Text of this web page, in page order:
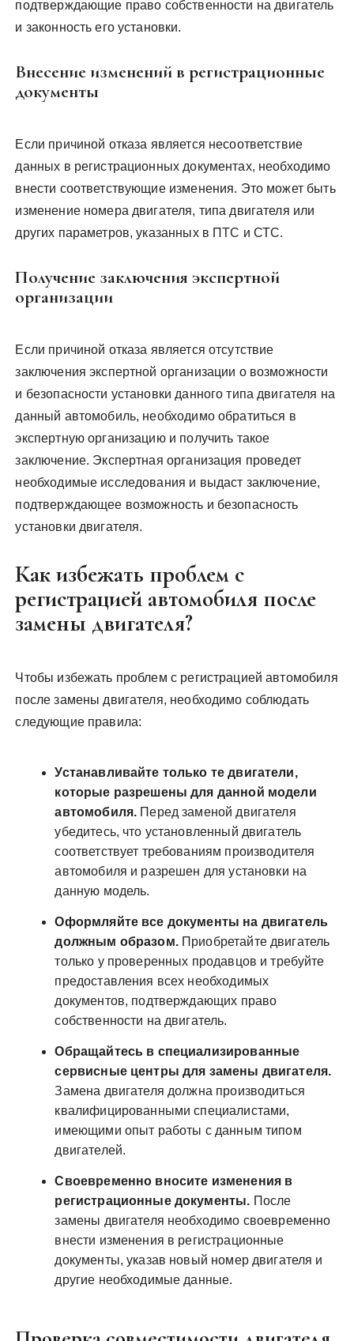
подтверждающие право собственности на двигатель
и законность его установки.
Внесение изменений в регистрационные
документы
Если причиной отказа является несоответствие
данных в регистрационных документах, необходимо
внести соответствующие изменения. Это может быть
изменение номера двигателя, типа двигателя или
других параметров, указанных в ПТС и СТС.
Получение заключения экспертной
организации
Если причиной отказа является отсутствие
заключения экспертной организации о возможности
и безопасности установки данного типа двигателя на
данный автомобиль, необходимо обратиться в
экспертную организацию и получить такое
заключение. Экспертная организация проведет
необходимые исследования и выдаст заключение,
подтверждающее возможность и безопасность
установки двигателя.
Как избежать проблем с
регистрацией автомобиля после
замены двигателя?
Чтобы избежать проблем с регистрацией автомобиля
после замены двигателя, необходимо соблюдать
следующие правила:
Устанавливайте только те двигатели,
которые разрешены для данной модели
автомобиля. Перед заменой двигателя
убедитесь, что установленный двигатель
соответствует требованиям производителя
автомобиля и разрешен для установки на
данную модель.
Оформляйте все документы на двигатель
должным образом.Приобретайте двигатель
только у проверенных продавцов и требуйте
предоставления всех необходимых
документов, подтверждающих право
собственности на двигатель.
Обращайтесь в специализированные
сервисные центры для замены двигателя.
Замена двигателя должна производиться
квалифицированными специалистами,
имеющими опыт работы с данным типом
двигателей.
Своевременно вносите изменения в
регистрационные документы. После
замены двигателя необходимо своевременно
внести изменения в регистрационные
документы, указав новый номер двигателя и
другие необходимые данные.